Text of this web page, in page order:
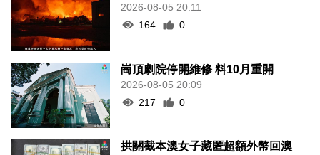
2026-08-05 20:11
164
0
崗頂劇院停開維修 料10月重開
2026-08-05 20:09
217
0
拱關截本澳女子藏匿超額外幣回澳